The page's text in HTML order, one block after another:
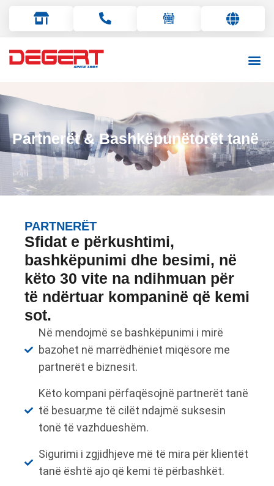
Deutsch
Italiano
Partnerët & Bashkëpunëtorët tanë
PARTNERËT
Sfidat e përkushtimi,
bashkëpunimi dhe besimi, në
këto 30 vite na ndihmuan për
të ndërtuar kompaninë që kemi
sot.
Në mendojmë se bashkëpunimi i mirë
bazohet në marrëdhëniet miqësore me
partnerët e biznesit.
Këto kompani përfaqësojnë partnerët tanë
të besuar,me të cilët ndajmë suksesin
tonë të vazhdueshëm.
Sigurimi i zgjidhjeve më të mira për klientët
tanë është ajo që kemi të përbashkët.